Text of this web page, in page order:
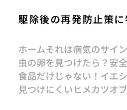
駆除後の再発防止策
ホームそれは病気のサイ
虫の卵を見つけたら？安
食品だけじゃない！イエ
見つけにくいヒメカツオ